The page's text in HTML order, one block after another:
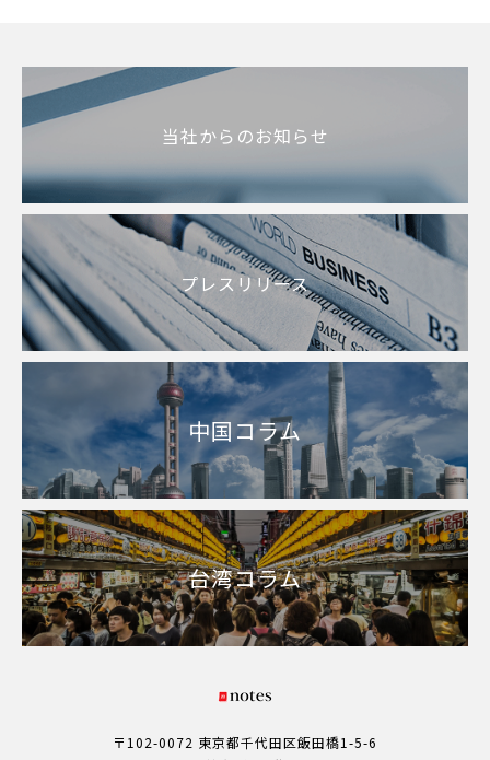
当社からのお知らせ
プレスリリース
中国コラム
台湾コラム
〒102-0072 東京都千代田区飯田橋1-5-6